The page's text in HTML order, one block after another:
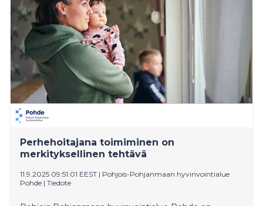
Perhehoitajana toimiminen on
merkityksellinen tehtävä
11.9.2025 09:51:01 EEST | Pohjois-Pohjanmaan hyvinvointialue
Pohde | Tiedote